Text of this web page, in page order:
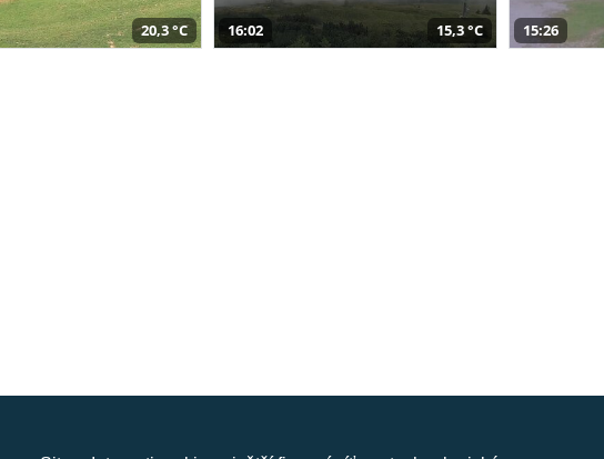
20,3 °C 16:02 15,3 °C 15:26